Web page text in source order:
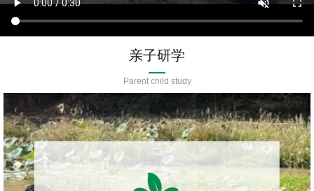
亲子研学
Parent child study